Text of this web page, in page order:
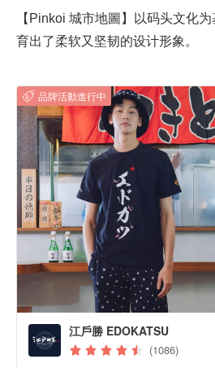
【Pinkoi 城市地圖】以码头文化
育出了柔软又坚韧的设计形象。